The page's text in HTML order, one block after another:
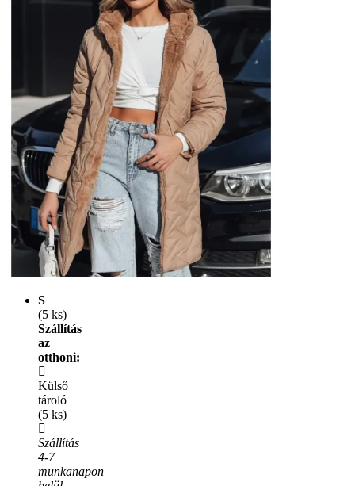
S
(5 ks)
Szállítás
az
otthoni:
Külső
tároló
(5 ks)
Szállítás
4-7
munkanapon